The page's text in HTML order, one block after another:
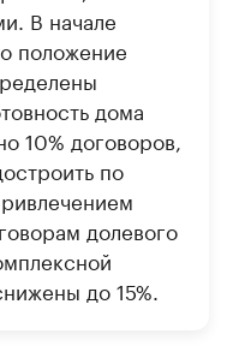
В начале
положение
дома
10% договоров,
по
долевого
до 15%.